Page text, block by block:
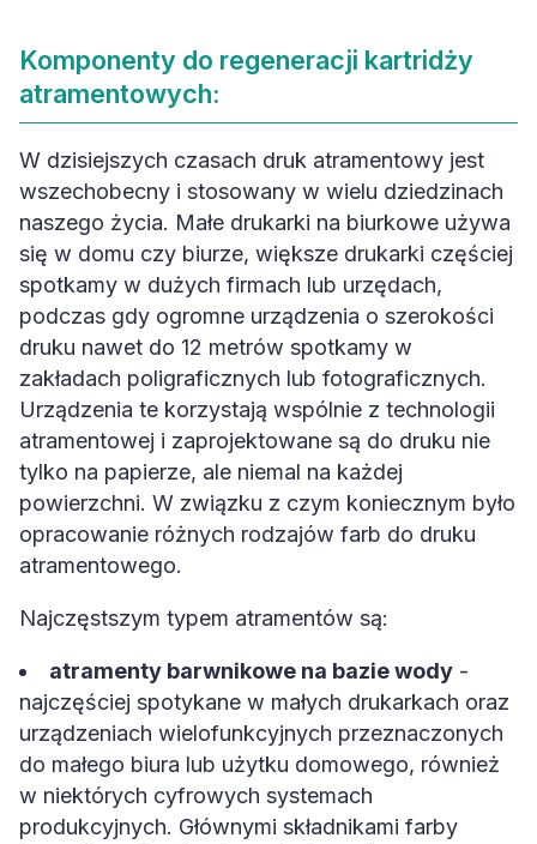
Komponenty do regeneracji kartridży
atramentowych:
W dzisiejszych czasach druk atramentowy jest
wszechobecny i stosowany w wielu dziedzinach
naszego życia. Małe drukarki na biurkowe używa
się w domu czy biurze, większe drukarki częściej
spotkamy w dużych firmach lub urzędach,
podczas gdy ogromne urządzenia o szerokości
druku nawet do 12 metrów spotkamy w
zakładach poligraficznych lub fotograficznych.
Urządzenia te korzystają wspólnie z technologii
atramentowej i zaprojektowane są do druku nie
tylko na papierze, ale niemal na każdej
powierzchni. W związku z czym koniecznym było
opracowanie różnych rodzajów farb do druku
atramentowego.
Najczęstszym typem atramentów są:
atramenty barwnikowe na bazie wody -
najczęściej spotykane w małych drukarkach oraz
urządzeniach wielofunkcyjnych przeznaczonych
do małego biura lub użytku domowego, również
w niektórych cyfrowych systemach
produkcyjnych. Głównymi składnikami farby